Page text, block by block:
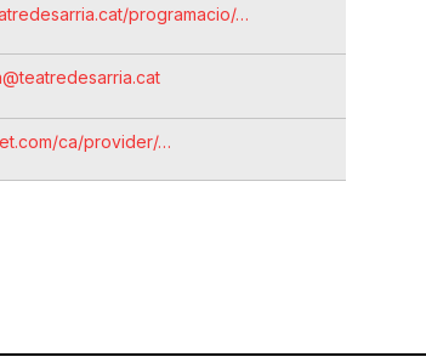
programacio/…
ca/provider/…